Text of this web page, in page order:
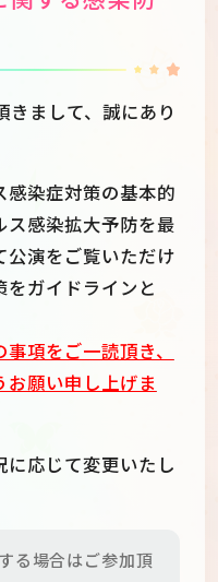
まして、誠にあり
染症対策の基本的
感染拡大予防を最
演をご覧いただけ
をガイドラインと
項をご一読頂き、
願い申し上げま
応じて変更いたし
る場合はご参加頂